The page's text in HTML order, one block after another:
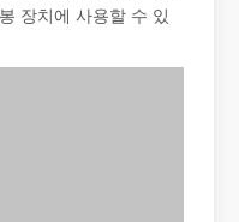
장치에 사용할 수 있